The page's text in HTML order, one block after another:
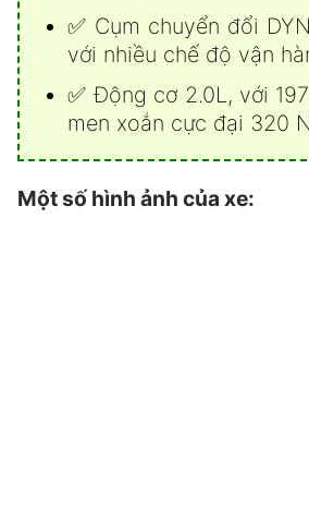
✅ Cụm chuyển đổi
với nhiều chế độ vận
✅ Động cơ 2.0L, với
men xoắn cực đại 320
Một số hình ảnh của xe: